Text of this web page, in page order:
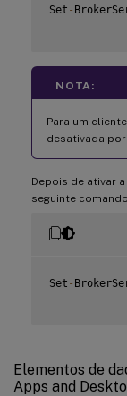
Set -
NOTA:
Para um
desativada por
Depois de ativar
seguinte
Set -
Elementos de
Apps and